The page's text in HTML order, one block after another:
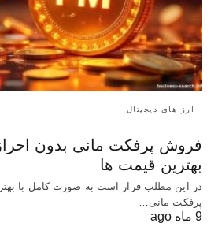
ارز های دیجیتال
فروش پرفکت مانی بدون
بهترین قیمت ها
در این مطلب قرار است به صورت کامل با
پرفکت مانی…
9 ماه ago